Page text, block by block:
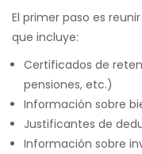
El primer paso es
que incluye:
Certificados de
pensiones, etc.)
Información sobre
Justificantes de
Información sobre